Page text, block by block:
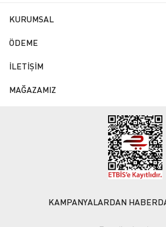
KURUMSAL
ÖDEME
İLETİŞİM
MAĞAZAMIZ
KAMPANYALARDAN